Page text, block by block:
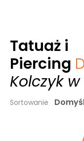
Tatuaż i
Piercing
Kolczyk
Sortowanie